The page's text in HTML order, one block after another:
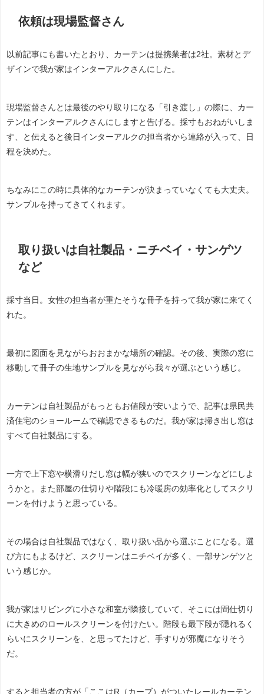
依頼は現場監督さん
以前記事にも書いたとおり、カーテンは提携業者は2社。素材とデ
ザインで我が家はインターアルクさんにした。
現場監督さんとは最後のやり取りになる「引き渡し」の際に、カー
テンはインターアルクさんにしますと告げる。採寸もおねがいしま
す、と伝えると後日インターアルクの担当者から連絡が入って、日
程を決めた。
ちなみにこの時に具体的なカーテンが決まっていなくても大丈夫。
サンプルを持ってきてくれます。
取り扱いは自社製品・ニチベイ・サンゲツ
など
採寸当日。女性の担当者が重たそうな冊子を持って我が家に来てく
れた。
最初に図面を見ながらおおまかな場所の確認。その後、実際の窓に
移動して冊子の生地サンプルを見ながら我々が選ぶという感じ。
カーテンは自社製品がもっともお値段が安いようで、記事は県民共
済住宅のショールームで確認できるものだ。我が家は掃き出し窓は
すべて自社製品にする。
一方で上下窓や横滑りだし窓は幅が狭いのでスクリーンなどにしよ
うかと。また部屋の仕切りや階段にも冷暖房の効率化としてスクリ
ーンを付けようと思っている。
その場合は自社製品ではなく、取り扱い品から選ぶことになる。選
び方にもよるけど、スクリーンはニチベイが多く、一部サンゲツと
いう感じか。
我が家はリビングに小さな和室が隣接していて、そこには間仕切り
に大きめのロールスクリーンを付けたい。階段も最下段が隠れるく
らいにスクリーンを、と思ってたけど、手すりが邪魔になりそう
だ。
すると担当者の方が「ここはR（カーブ）がついたレールカーテン